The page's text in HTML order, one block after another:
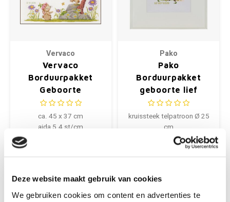
Deze website maakt gebruik van cookies
We gebruiken cookies om content en advertenties te
Vervaco
Vervaco
Borduurpakket
Geboorte
Konijntjes in de
bloementuin
ca. 45 x 37 cm
aida 5.4 st/cm
+
Pako
Pako
Borduurpakket
geboorte lief
hertje
kruissteek telpatroon Ø 25
cm